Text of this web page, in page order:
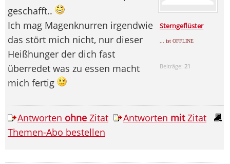
Sterngeflüster
... ist OFFLINE
Beiträge: 21
geschafft..
Ich mag Magenknurren irgendwie
das stört mich nicht, nur dieser
Heißhunger der dich fast
überredet was zu essen macht
mich fertig
Antworten ohne Zitat Antworten mitZitat
Themen-Abo bestellen